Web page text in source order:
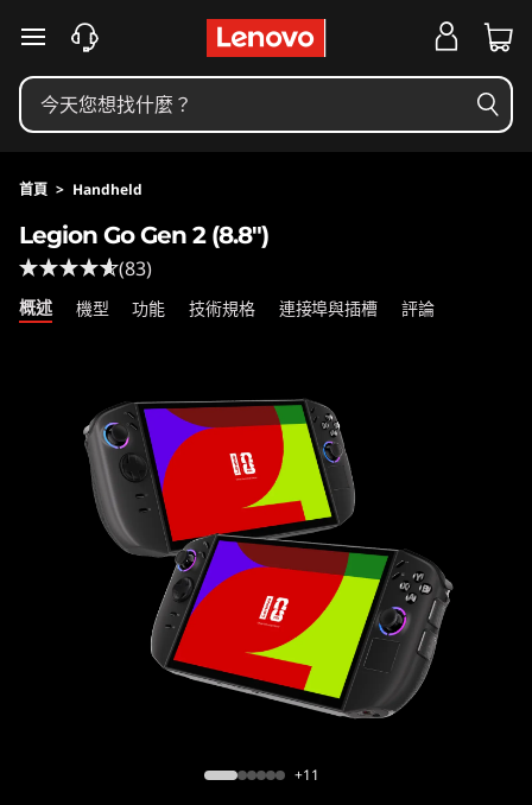
e
g
o
n
G
跳至主要內容
首頁 > Handheld
Legion Go Gen 2 (8.8″)
(83)
概述 機型 功能 技術規格 連接埠與插槽 評論
+11